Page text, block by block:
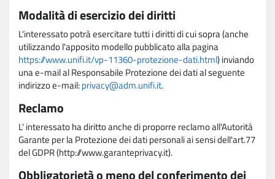
Modalità di esercizio dei diritti
L'interessato potrà esercitare tutti i diritti di cui sopra (anche
utilizzando l'apposito modello pubblicato alla pagina
https://www.unifi.it/vp-11360-protezione-dati.html) inviando
una e-mail al Responsabile Protezione dei dati al seguente
indirizzo e-mail:privacy@adm.unifi.it.
Reclamo
L' interessato ha diritto anche di proporre reclamo all'Autorità
Garante per la Protezione dei dati personali ai sensi dell'art.77
del GDPR (http://www.garanteprivacy.it).
Obbligatorietà o meno del conferimento dei